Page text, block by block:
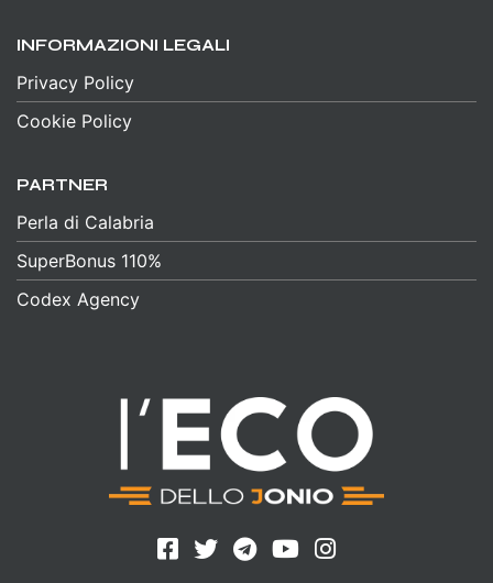
INFORMAZIONI LEGALI
Privacy Policy
Cookie Policy
PARTNER
Perla di Calabria
SuperBonus 110%
Codex Agency